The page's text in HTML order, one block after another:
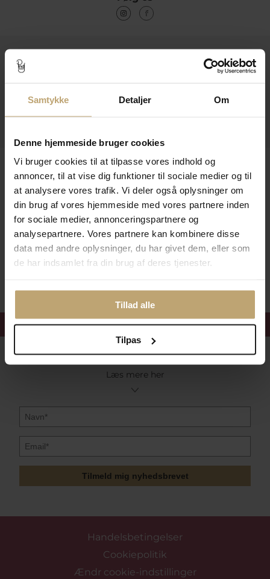
Samtykke Detaljer Om
Denne hjemmeside bruger cookies
Vi bruger cookies til at tilpasse vores indhold og
annoncer, til at vise dig funktioner til sociale medier og til
at analysere vores trafik. Vi deler også oplysninger om
din brug af vores hjemmeside med vores partnere inden
for sociale medier, annonceringspartnere og
analysepartnere. Vores partnere kan kombinere disse
data med andre oplysninger, du har givet dem, eller som
de har indsamlet fra din brug af deres tjenester.
Tillad alle
Tilpas
Information
Leveringsmuligheder
Betalingsmuligheder
Sikker Og Tryg E-Handel
Få 15%velkomstrabat
Følg med i vores nyhedsbrev
Læs mere her
Tilmeld mig nyhedsbrevet
Handelsbetingelser
Cookiepolitik
Ændr cookie-indstillinger